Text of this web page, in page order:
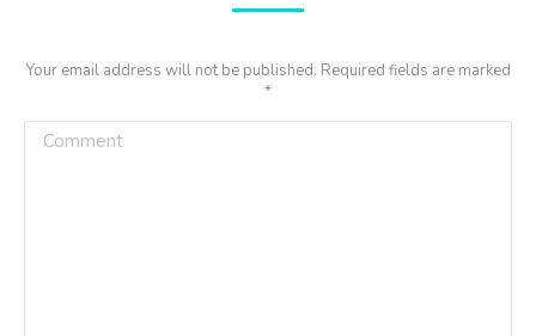
Your email address will not be published. Required fields are marked
*
Comment